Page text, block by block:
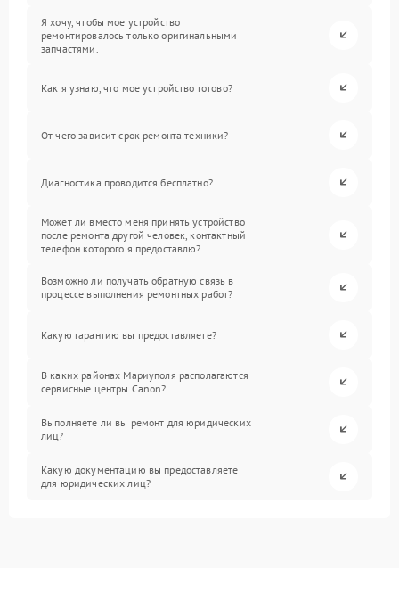
Я хочу, чтобы мое устройство
ремонтировалось только оригинальными
запчастями.
Как я узнаю, что мое устройство готово?
От чего зависит срок ремонта техники?
Диагностика проводится бесплатно?
Может ли вместо меня принять устройство
после ремонта другой человек, контактный
телефон которого я предоставлю?
Возможно ли получать обратную связь в
процессе выполнения ремонтных работ?
Какую гарантию вы предоставляете?
В каких районах Мариуполя располагаются
сервисные центры Canon?
Выполняете ли вы ремонт для юридических
лиц?
Какую документацию вы предоставляете
для юридических лиц?